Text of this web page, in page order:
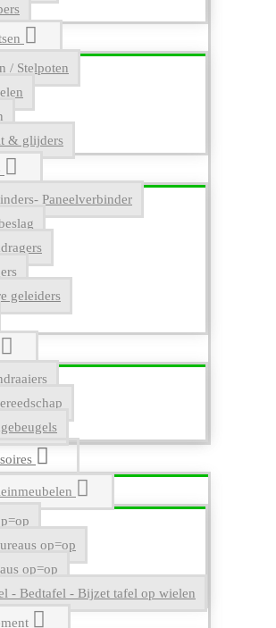
/ Stelpoten
& glijders
Paneelverbinder
geleiders
op=op
op=op
- Bedtafel - Bijzet tafel op wielen